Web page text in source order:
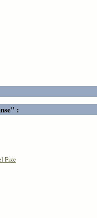
:
Fize